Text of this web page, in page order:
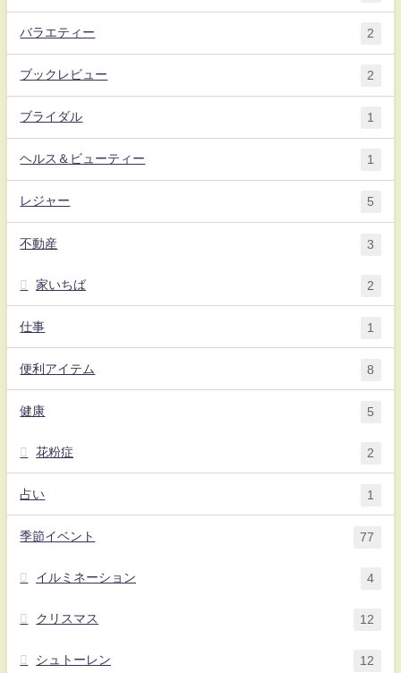
バラエティー 2
ブックレビュー 2
ブライダル 1
ヘルス＆ビューティー 1
レジャー 5
不動産 3
家いちば 2
仕事 1
便利アイテム 8
健康 5
花粉症 2
占い 1
季節イベント 77
イルミネーション 4
クリスマス 12
シュトーレン 12